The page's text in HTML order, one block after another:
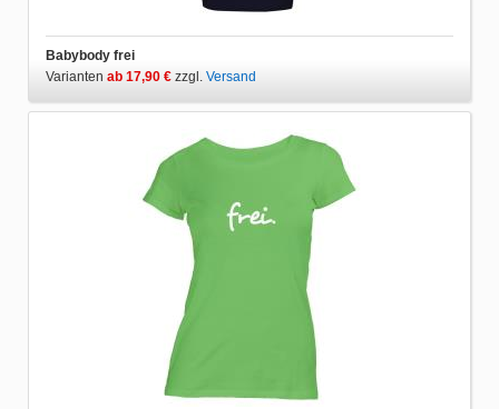
Babybody frei
Varianten ab 17,90 € zzgl. Versand